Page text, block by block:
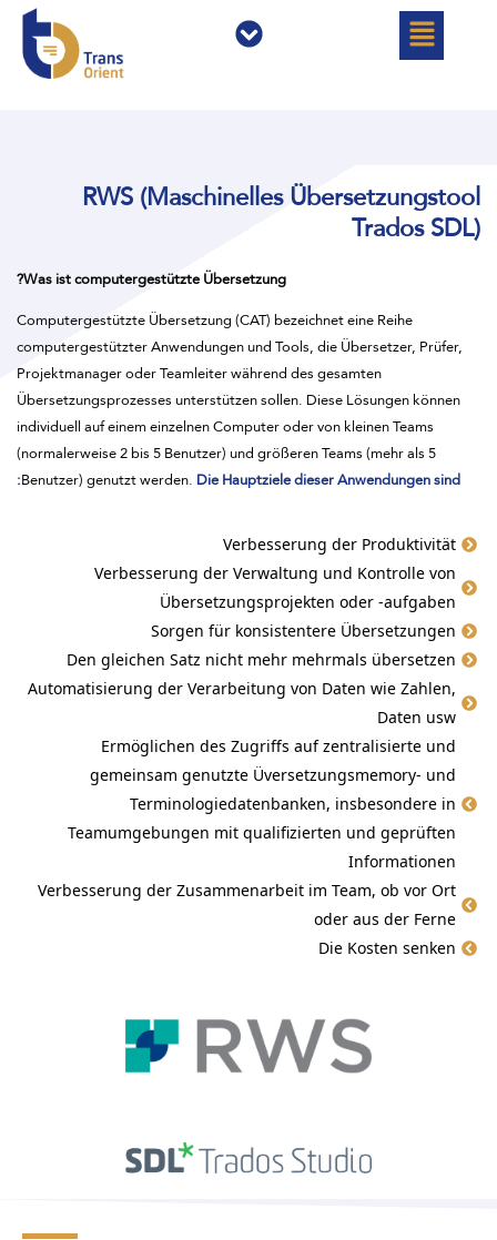
القائمة القائمة
RWS (Maschinelles Übersetzungstool
Trados SDL)
Was ist computergestützte Übersetzung?
Computergestützte Übersetzung (CAT) bezeichnet eine Reihe
computergestützter Anwendungen und Tools, die Übersetzer, Prüfer,
Projektmanager oder Teamleiter während des gesamten
Übersetzungsprozesses unterstützen sollen. Diese Lösungen können
individuell auf einem einzelnen Computer oder von kleinen Teams
(normalerweise 2 bis 5 Benutzer) und größeren Teams (mehr als 5
Benutzer) genutzt werden. Die Hauptziele dieser Anwendungen sind:
Verbesserung der Produktivität
Verbesserung der Verwaltung und Kontrolle von
Übersetzungsprojekten oder -aufgaben
Sorgen für konsistentere Übersetzungen
Den gleichen Satz nicht mehr mehrmals übersetzen
Automatisierung der Verarbeitung von Daten wie Zahlen,
Daten usw
Ermöglichen des Zugriffs auf zentralisierte und
gemeinsam genutzte Üversetzungsmemory- und
Terminologiedatenbanken, insbesondere in
Teamumgebungen mit qualifizierten und geprüften
Informationen
Verbesserung der Zusammenarbeit im Team, ob vor Ort
oder aus der Ferne
Die Kosten senken